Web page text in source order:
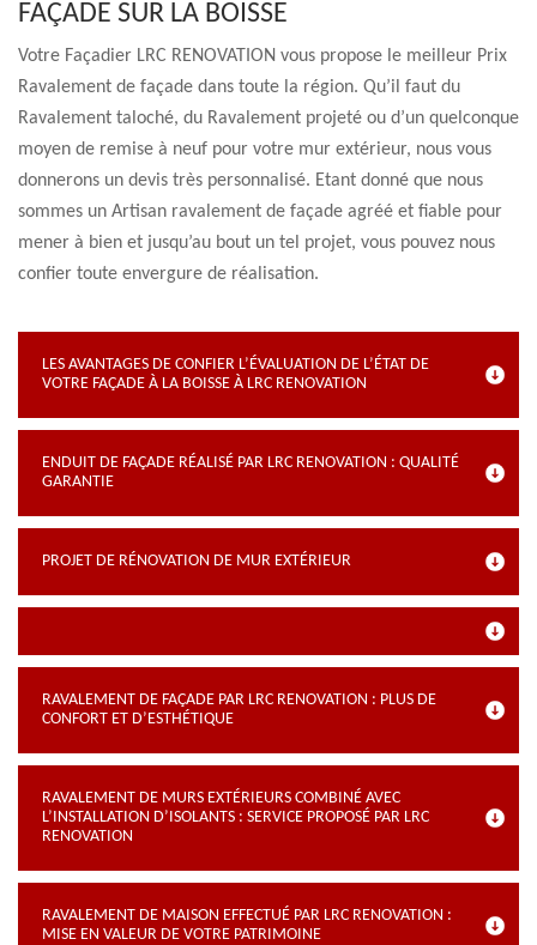
FAÇADE SUR LA BOISSE
Votre Façadier LRC RENOVATION vous propose le meilleur Prix
Ravalement de façade dans toute la région. Qu’il faut du
Ravalement taloché, du Ravalement projeté ou d’un quelconque
moyen de remise à neuf pour votre mur extérieur, nous vous
donnerons un devis très personnalisé. Etant donné que nous
sommes un Artisan ravalement de façade agréé et fiable pour
mener à bien et jusqu’au bout un tel projet, vous pouvez nous
confier toute envergure de réalisation.
LES AVANTAGES DE CONFIER L’ÉVALUATION DE L’ÉTAT DE
VOTRE FAÇADE À LA BOISSE À LRC RENOVATION
ENDUIT DE FAÇADE RÉALISÉ PAR LRC RENOVATION : QUALITÉ
GARANTIE
PROJET DE RÉNOVATION DE MUR EXTÉRIEUR
RAVALEMENT DE FAÇADE PAR LRC RENOVATION : PLUS DE
CONFORT ET D’ESTHÉTIQUE
RAVALEMENT DE MURS EXTÉRIEURS COMBINÉ AVEC
L’INSTALLATION D’ISOLANTS : SERVICE PROPOSÉ PAR LRC
RENOVATION
RAVALEMENT DE MAISON EFFECTUÉ PAR LRC RENOVATION :
MISE EN VALEUR DE VOTRE PATRIMOINE